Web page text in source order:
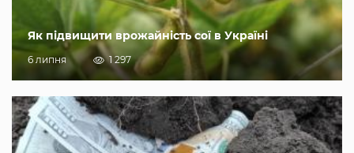
Як підвищити врожайність сої в Україні
6 липня 1 297